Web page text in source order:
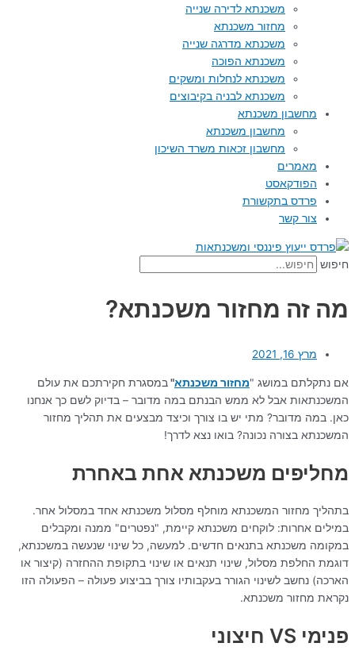
משכנתא לדירה שנייה
מחזור משכנתא
משכנתא מדרגה שנייה
משכנתא הפוכה
משכנתא לנחלות ומשקים
משכנתא לבניה בקיבוצים
מחשבון משכנתא
מחשבון משכנתא
מחשבון זכאות משרד השיכון
מאמרים
הפודקאסט
פרדס בתקשורת
צור קשר
חיפוש
מה זה מחזור משכנתא?
מרץ 16, 2021
אם נתקלתם במושג "מחזור משכנתא"במסגרת חקירתכם את עולם
המשכנתאות אבל לא ממש הבנתם במה מדובר – בדיוק לשם כך אנחנו
כאן. במה מדובר? מתי יש בו צורך וכיצד מבצעים את תהליך מחזור
המשכנתא בצורה נכונה? בואו נצא לדרך!
מחליפים משכנתא אחת באחרת
בתהליך מחזור המשכנתא מוחלף מסלול משכנתא אחד במסלול אחר.
במילים אחרות: לוקחים משכנתא קיימת, "נפטרים" ממנה ומקבלים
במקומה משכנתא בתנאים חדשים. למעשה, כל שינוי שנעשה במשכנתא,
דוגמת החלפת מסלול, שינוי תנאים או שינוי בתקופת ההחזרה (קיצור או
הארכה) נחשב לשינוי הגורר בעקבותיו צורך בביצוע פעולה – הפעולה הזו
נקראת מחזור משכנתא.
פנימי VS חיצוני